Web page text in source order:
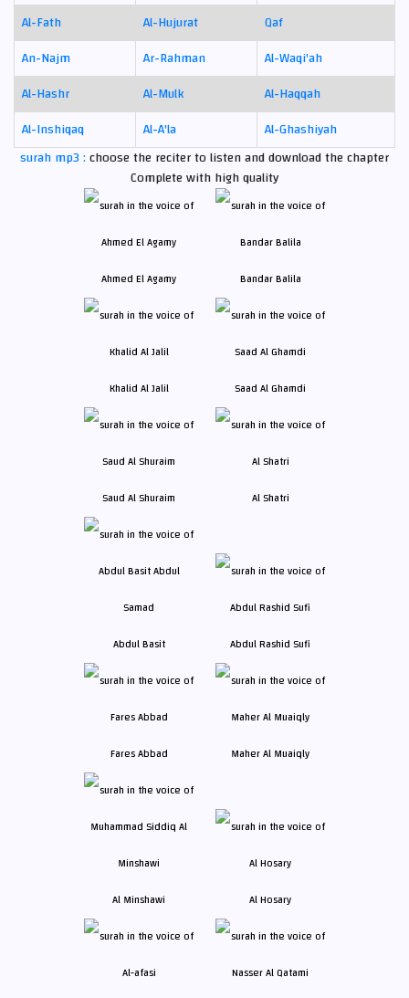
Al-Fath
Al-Hujurat
Qaf
An-Najm
Ar-Rahman
Al-Waqi'ah
Al-Hashr
Al-Mulk
Al-Haqqah
Al-Inshiqaq
Al-A'la
Al-Ghashiyah
surah mp3 :choose the reciter to listen and download the chapter
Complete with high quality
Ahmed El Agamy Bandar Balila
Khalid Al Jalil Saad Al Ghamdi
Saud Al Shuraim Al Shatri
Abdul Basit Abdul Rashid Sufi
Fares Abbad Maher Al Muaiqly
Al Minshawi Al Hosary